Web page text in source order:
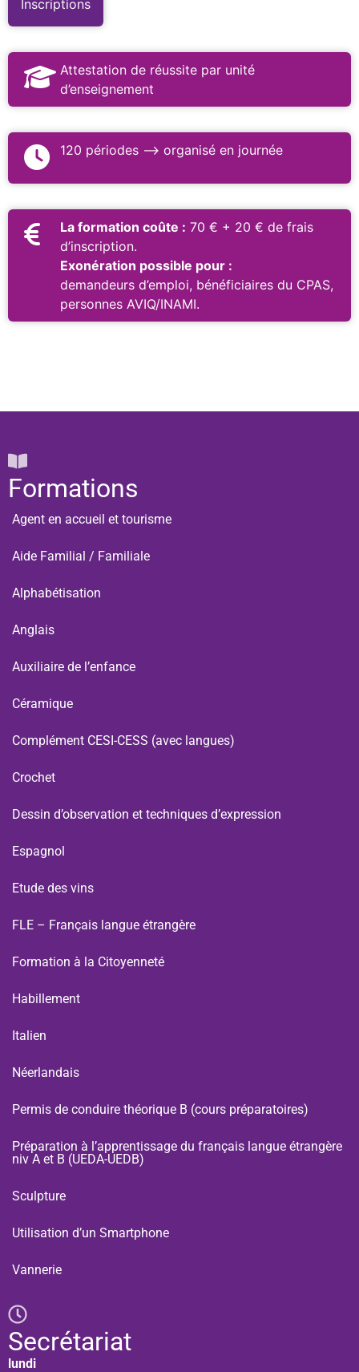
Inscriptions
Attestation de réussite par unité
d’enseignement
120 périodes –> organisé en journée
La formation coûte : 70 € + 20 € de frais
d’inscription.
Exonération possible pour :
demandeurs d’emploi, bénéficiaires du CPAS,
personnes AVIQ/INAMI.
Formations
Agent en accueil et tourisme
Aide Familial / Familiale
Alphabétisation
Anglais
Auxiliaire de l’enfance
Céramique
Complément CESI-CESS (avec langues)
Crochet
Dessin d’observation et techniques d’expression
Espagnol
Etude des vins
FLE – Français langue étrangère
Formation à la Citoyenneté
Habillement
Italien
Néerlandais
Permis de conduire théorique B (cours préparatoires)
Préparation à l’apprentissage du français langue étrangère
niv A et B (UEDA-UEDB)
Sculpture
Utilisation d’un Smartphone
Vannerie
Secrétariat
lundi